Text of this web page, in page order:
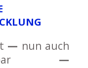
— nun auch
—